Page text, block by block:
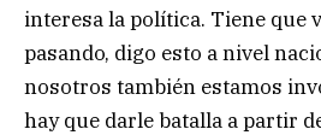
interesa la política. Tiene que
pasando, digo esto a nivel
nosotros también estamos
hay que darle batalla a partir